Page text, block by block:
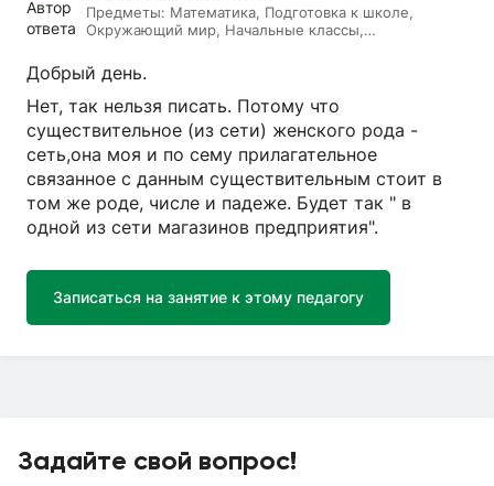
Предметы: Математика, Подготовка к школе,
Окружающий мир, Начальные классы,
Добрый день.
Нет, так нельзя писать. Потому что
существительное (из сети) женского рода -
сеть,она моя и по сему прилагательное
связанное с данным существительным стоит в
том же роде, числе и падеже. Будет так " в
одной из сети магазинов предприятия".
Записаться на занятие к этому педагогу
Задайте свой вопрос!